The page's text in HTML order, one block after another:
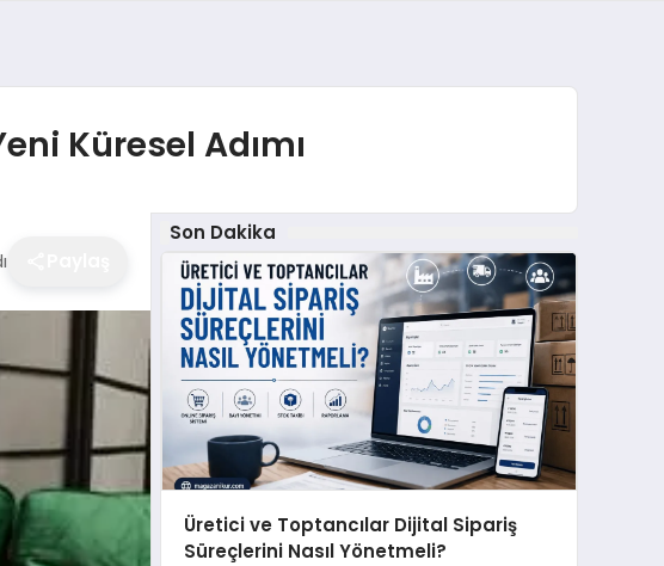
Küresel Adımı
Son Dakika
Üretici ve Toptancılar Dijital Sipariş
Süreçlerini Nasıl Yönetmeli?